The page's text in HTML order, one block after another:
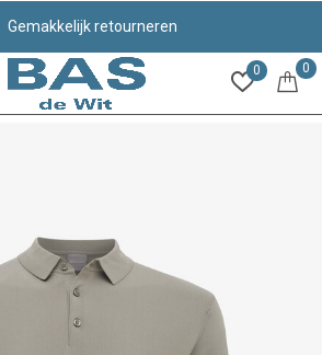
0 0
Gemakkelijk retourneren